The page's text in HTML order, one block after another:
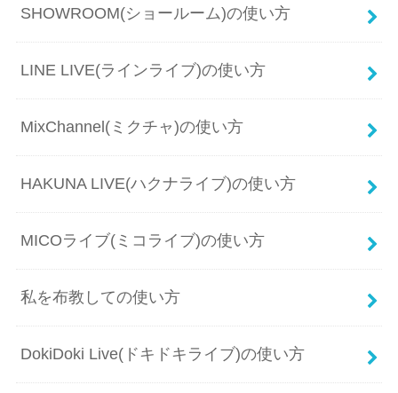
SHOWROOM(ショールーム)の使い方
LINE LIVE(ラインライブ)の使い方
MixChannel(ミクチャ)の使い方
HAKUNA LIVE(ハクナライブ)の使い方
MICOライブ(ミコライブ)の使い方
私を布教しての使い方
DokiDoki Live(ドキドキライブ)の使い方